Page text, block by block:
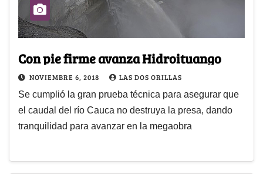
Con pie firme avanza Hidroituango
NOVIEMBRE 6, 2018 LAS DOS ORILLAS
Se cumplió la gran prueba técnica para asegurar que
el caudal del río Cauca no destruya la presa, dando
tranquilidad para avanzar en la megaobra